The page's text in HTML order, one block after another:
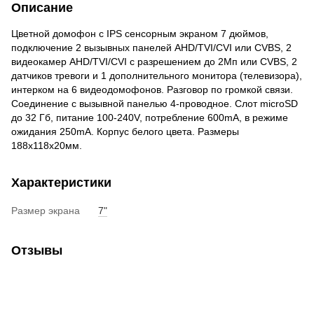
Описание
Цветной домофон с IPS сенсорным экраном 7 дюймов,
подключение 2 вызывных панелей AHD/TVI/CVI или CVBS, 2
видеокамер AHD/TVI/CVI с разрешением до 2Мп или CVBS, 2
датчиков тревоги и 1 дополнительного монитора (телевизора),
интерком на 6 видеодомофонов. Разговор по громкой связи.
Соединение с вызывной панелью 4-проводное. Слот microSD
до 32 Гб, питание 100-240V, потребление 600mA, в режиме
ожидания 250mA. Корпус белого цвета. Размеры
188x118x20мм.
Характеристики
Размер экрана 7"
Отзывы